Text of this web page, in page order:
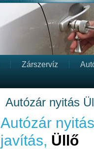
Zárszervíz
Autózár nyitás
Autózár
javítás, Üllő